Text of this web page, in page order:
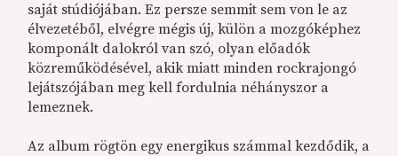
saját stúdiójában. Ez persze semmit sem von le az
élvezetéből, elvégre mégis új, külön a mozgóképhez
komponált dalokról van szó, olyan előadók
közreműködésével, akik miatt minden rockrajongó
lejátszójában meg kell fordulnia néhányszor a
lemeznek.
Az album rögtön egy energikus számmal kezdődik, a